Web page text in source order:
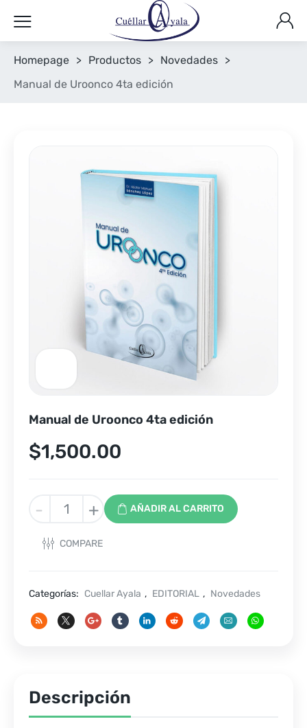
Homepage > Productos > Novedades >
Manual de Uroonco 4ta edición
Manual de Uroonco 4ta edición
$1,500.00
-
Manual
Uroonco
4ta
+ AÑADIR AL CARRITO
COMPARE
Categorías: Cuellar Ayala , EDITORIAL , Novedades
Descripción